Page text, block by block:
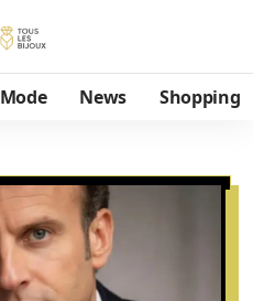
Mode News Shopping